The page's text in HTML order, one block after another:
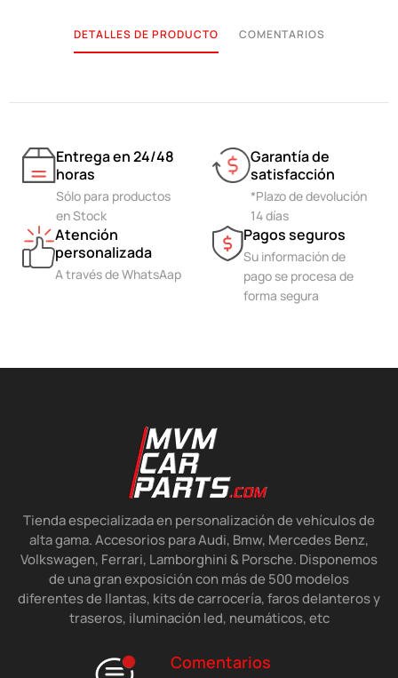
DETALLES DE PRODUCTO COMENTARIOS
Entrega en 24/48
horas
Sólo para productos
en Stock
Garantía de
satisfacción
*Plazo de devolución
14 días
Atención
personalizada
A través de WhatsAap
Pagos seguros
Su información de
pago se procesa de
forma segura
Tienda especializada en personalización de vehículos de
alta gama. Accesorios para Audi, Bmw, Mercedes Benz,
Volkswagen, Ferrari, Lamborghini & Porsche. Disponemos
de una gran exposición con más de 500 modelos
diferentes de llantas, kits de carrocería, faros delanteros y
traseros, iluminación led, neumáticos, etc
Comentarios